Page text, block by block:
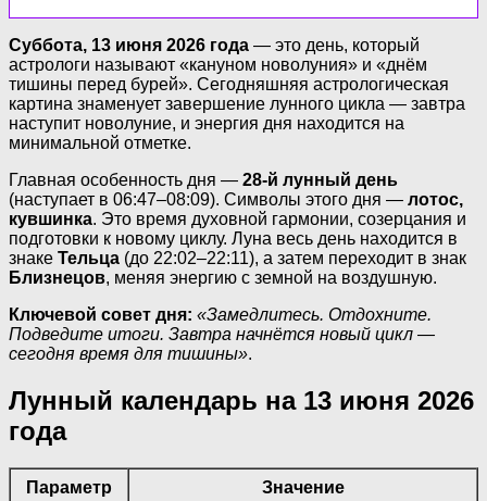
Суббота, 13 июня 2026 года — это день, который
астрологи называют «кануном новолуния» и «днём
тишины перед бурей». Сегодняшняя астрологическая
картина знаменует завершение лунного цикла — завтра
наступит новолуние, и энергия дня находится на
минимальной отметке.
Главная особенность дня — 28-й лунный день
(наступает в 06:47–08:09). Символы этого дня — лотос,
кувшинка. Это время духовной гармонии, созерцания и
подготовки к новому циклу. Луна весь день находится в
знаке Тельца (до 22:02–22:11), а затем переходит в знак
Близнецов, меняя энергию с земной на воздушную.
Ключевой совет дня: «Замедлитесь. Отдохните.
Подведите итоги. Завтра начнётся новый цикл —
сегодня время для тишины».
Лунный календарь на 13 июня 2026
года
Параметр Значение